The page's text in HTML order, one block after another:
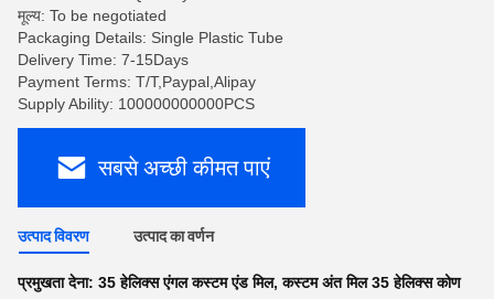
मूल्य: To be negotiated
Packaging Details: Single Plastic Tube
Delivery Time: 7-15Days
Payment Terms: T/T,Paypal,Alipay
Supply Ability: 100000000000PCS
सबसे अच्छी कीमत पाएं
उत्पाद विवरण उत्पाद का वर्णन
प्रमुखता देना: 35 हेलिक्स एंगल कस्टम एंड मिल,कस्टम अंत मिल 35 हेलिक्स कोण